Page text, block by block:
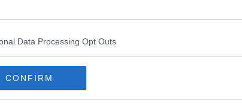
Data Processing Opt Outs
CONFIRM
sono limitati ai soli residenti della Ztl e soggetti alle stesse
e sosta, i soggetti in possesso dei requisiti devono inoltrare